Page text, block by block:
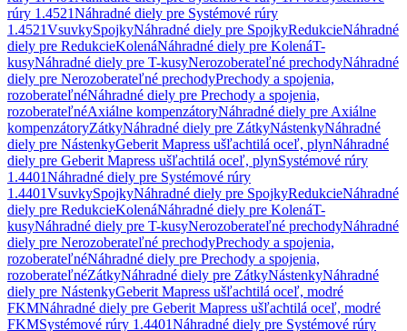
rúry 1.4521Náhradné diely pre Systémové rúry
1.4521VsuvkySpojkyNáhradné diely pre SpojkyRedukcieNáhradné
diely pre RedukcieKolenáNáhradné diely pre KolenáT-
kusyNáhradné diely pre T-kusyNerozoberateľné prechodyNáhradné
diely pre Nerozoberateľné prechodyPrechody a spojenia,
rozoberateľnéNáhradné diely pre Prechody a spojenia,
rozoberateľnéAxiálne kompenzátoryNáhradné diely pre Axiálne
kompenzátoryZátkyNáhradné diely pre ZátkyNástenkyNáhradné
diely pre NástenkyGeberit Mapress ušľachtilá oceľ, plynNáhradné
diely pre Geberit Mapress ušľachtilá oceľ, plynSystémové rúry
1.4401Náhradné diely pre Systémové rúry
1.4401VsuvkySpojkyNáhradné diely pre SpojkyRedukcieNáhradné
diely pre RedukcieKolenáNáhradné diely pre KolenáT-
kusyNáhradné diely pre T-kusyNerozoberateľné prechodyNáhradné
diely pre Nerozoberateľné prechodyPrechody a spojenia,
rozoberateľnéNáhradné diely pre Prechody a spojenia,
rozoberateľnéZátkyNáhradné diely pre ZátkyNástenkyNáhradné
diely pre NástenkyGeberit Mapress ušľachtilá oceľ, modré
FKMNáhradné diely pre Geberit Mapress ušľachtilá oceľ, modré
FKMSystémové rúry 1.4401Náhradné diely pre Systémové rúry